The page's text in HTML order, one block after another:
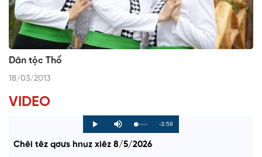
Dân tộc Thổ
18/03/2013
VIDEO
P
l
y
M
u
e
L
o
d
P
r
g
R
-3:58
Chêi têz qơưs hnuz xiêz 8/5/2026